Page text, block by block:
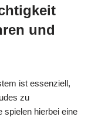
und
ist essenziell,
zu
spielen hierbei eine